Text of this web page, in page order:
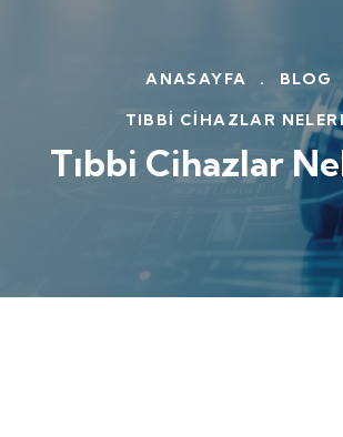
ANASAYFA . BLOG
TIBBI CIHAZLAR
Tıbbi Cihazlar